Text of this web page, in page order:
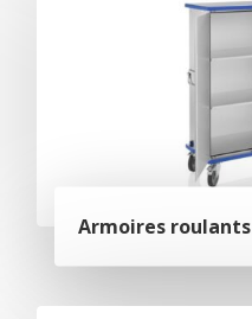
Armoires roulants